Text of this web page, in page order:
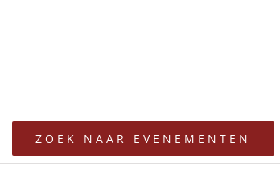
ZOEK NAAR EVENEMENTEN